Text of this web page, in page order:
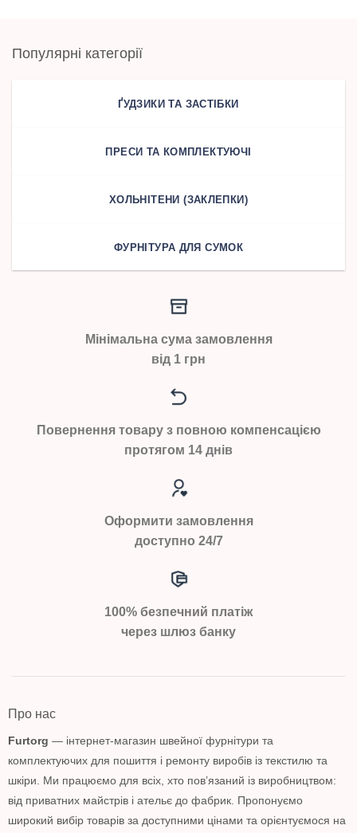
Популярні категорії
ҐУДЗИКИ ТА ЗАСТІБКИ
ПРЕСИ ТА КОМПЛЕКТУЮЧІ
ХОЛЬНІТЕНИ (ЗАКЛЕПКИ)
ФУРНІТУРА ДЛЯ СУМОК
Мінімальна сума замовлення
від 1 грн
Повернення товару з повною компенсацією
протягом 14 днів
Оформити замовлення
доступно 24/7
100% безпечний платіж
через шлюз банку
Про нас
Furtorg — інтернет-магазин швейної фурнітури та
комплектуючих для пошиття і ремонту виробів із текстилю та
шкіри. Ми працюємо для всіх, хто пов’язаний із виробництвом:
від приватних майстрів і ательє до фабрик. Пропонуємо
широкий вибір товарів за доступними цінами та орієнтуємося на